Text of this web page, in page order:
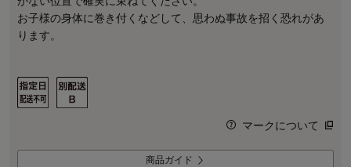
お子様の身体に巻き付くなどして、思わぬ事故を招く恐れがあ
ります。
マークについて
商品ガイド